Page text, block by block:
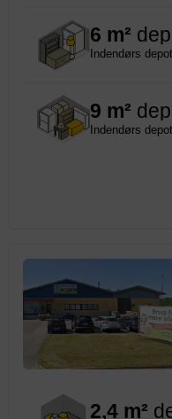
6 m²
Indendørs
9 m²
Indendørs
2,4 m²